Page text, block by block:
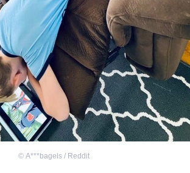
© A***bagels / Reddit